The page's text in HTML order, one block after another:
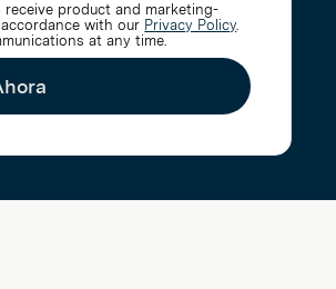
product and marketing-
with our Privacy Policy.
at any time.